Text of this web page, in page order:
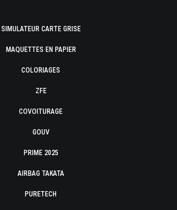
SIMULATEUR CARTE GRISE
MAQUETTES EN PAPIER
COLORIAGES
ZFE
COVOITURAGE
GOUV
PRIME 2025
AIRBAG TAKATA
PURETECH